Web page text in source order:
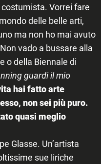
Vorrei fare
delle belle arti,
ma non ho mai avuto
vado a bussare alla
o della Biennale di
guardi il mio
hai fatto arte
non sei più puro.
quasi meglio
Glasse. Un’artista
sue liriche